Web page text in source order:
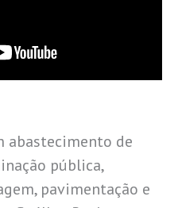
abastecimento de
pública,
pavimentação e